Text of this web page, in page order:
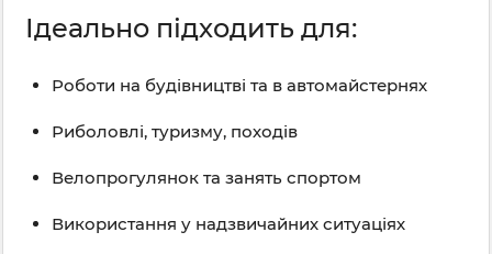
Ідеально підходить для:
Роботи на будівництві та в автомайстернях
Риболовлі, туризму, походів
Велопрогулянок та занять спортом
Використання у надзвичайних ситуаціях